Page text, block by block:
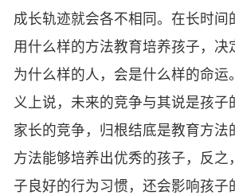
成长轨迹就会各不相同。在长时间
用什么样的方法教育培养孩子，决
为什么样的人，会是什么样的命运
义上说，未来的竞争与其说是孩子
家长的竞争，归根结底是教育方法
方法能够培养出优秀的孩子，反之
子良好的行为习惯，还会影响孩子